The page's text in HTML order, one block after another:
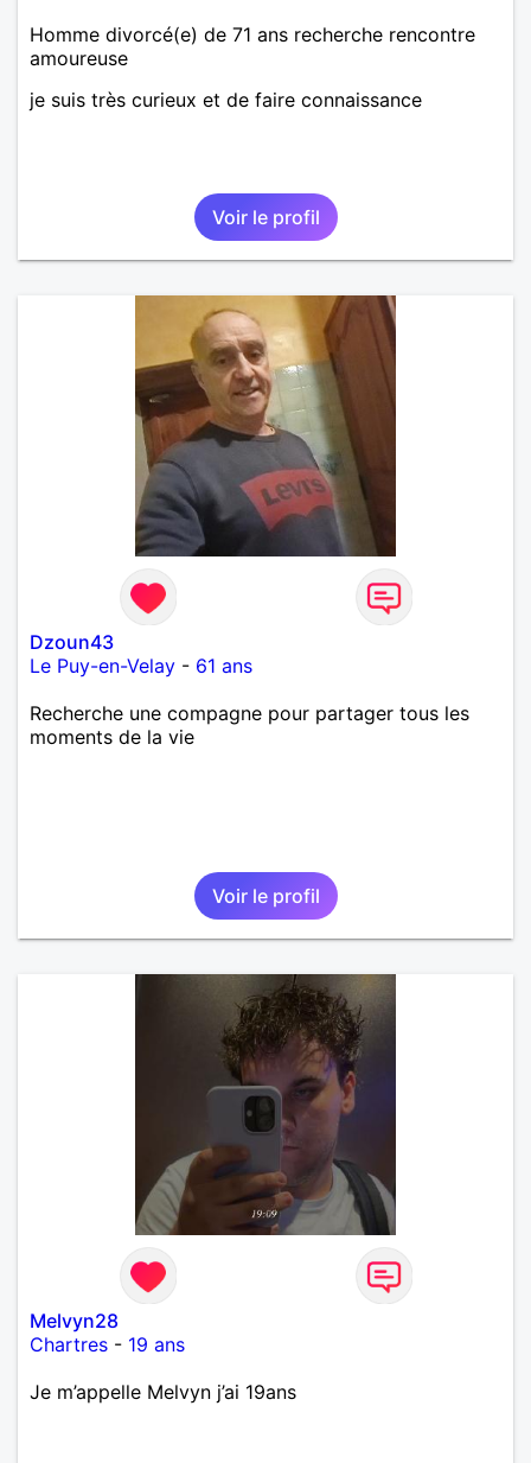
Homme divorcé(e) de 71 ans recherche rencontre
amoureuse
je suis très curieux et de faire connaissance
Voir le profil
Dzoun43
Le Puy-en-Velay - 61 ans
Recherche une compagne pour partager tous les
moments de la vie
Voir le profil
Melvyn28
Chartres - 19 ans
Je m’appelle Melvyn j’ai 19ans